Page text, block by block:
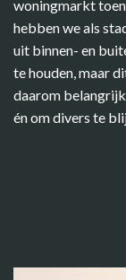
woningmarkt
hebben we als
uit binnen- en
te houden, maar
daarom
én om divers te